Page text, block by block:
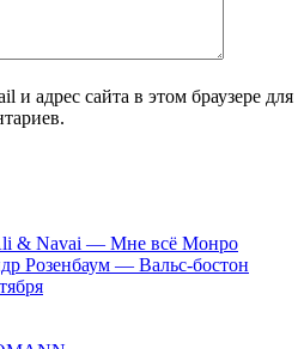
и адрес сайта в этом браузере для
& Navai — Мне всё Монро
Розенбаум — Вальс-бостон